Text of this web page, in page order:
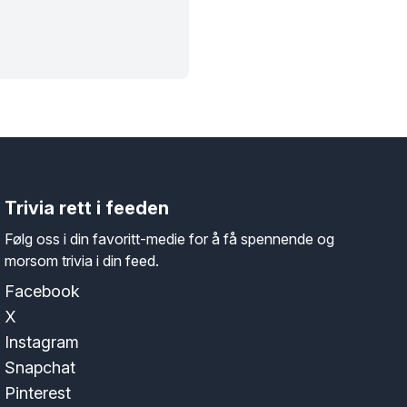
Trivia rett i feeden
Følg oss i din favoritt-medie for å få spennende og
morsom trivia i din feed.
Facebook
X
Instagram
Snapchat
Pinterest